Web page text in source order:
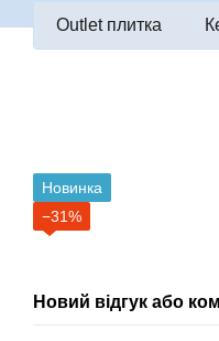
Outlet плитка
Новинка
−31%
Новий відгук або